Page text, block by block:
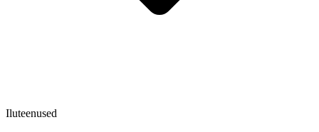
Iluteenused